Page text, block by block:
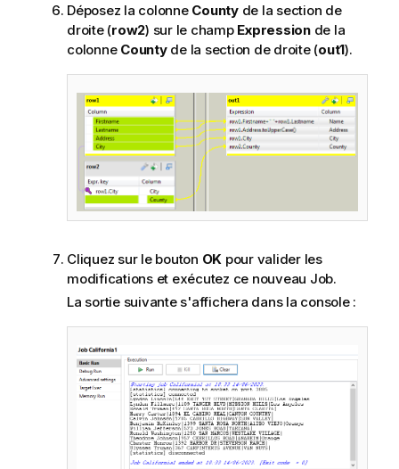
Déposez la colonne Countyde la section de
droite (row2) sur le champ Expressionde la
colonne Countyde la section de droite (out1).
Cliquez sur le bouton OK pour valider les
modifications et exécutez ce nouveau Job.
La sortie suivante s'affichera dans la console :